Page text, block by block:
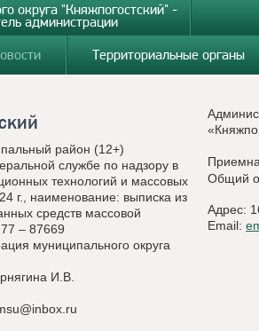
округа "Княжпогостский" -
администрации
Территориальные органы
район (12+)
службе по надзору в
технологий и массовых
г., наименование: выписка из
средств массовой
– 87669
муниципального округа
И.В.
Общий
Адрес:
Email: